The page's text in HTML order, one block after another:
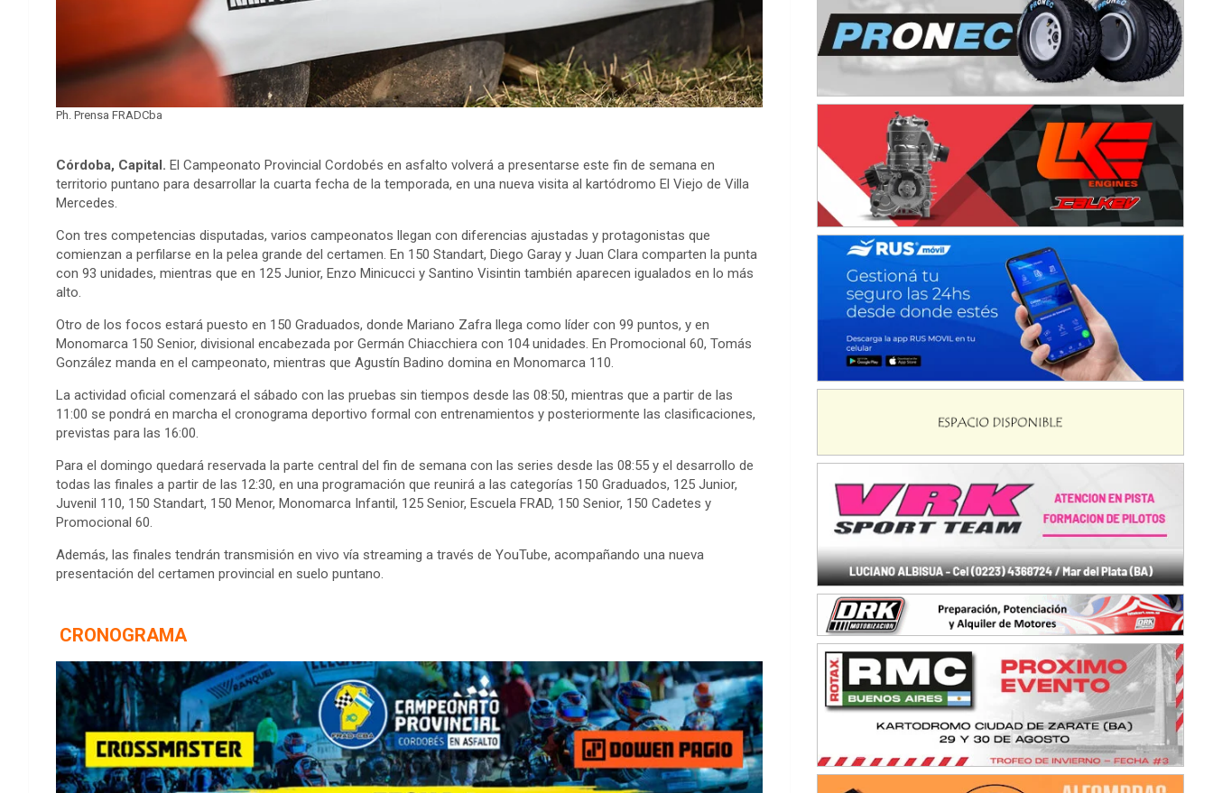
Ph. Prensa FRADCba
Córdoba, Capital. El Campeonato Provincial Cordobés en asfalto volverá a presentarse este fin de semana en
territorio puntano para desarrollar la cuarta fecha de la temporada, en una nueva visita al kartódromo El Viejo de Villa
Mercedes.
Con tres competencias disputadas, varios campeonatos llegan con diferencias ajustadas y protagonistas que
comienzan a perfilarse en la pelea grande del certamen. En 150 Standart, Diego Garay y Juan Clara comparten la punta
con 93 unidades, mientras que en 125 Junior, Enzo Minicucci y Santino Visintin también aparecen igualados en lo más
alto.
Otro de los focos estará puesto en 150 Graduados, donde Mariano Zafra llega como líder con 99 puntos, y en
Monomarca 150 Senior, divisional encabezada por Germán Chiacchiera con 104 unidades. En Promocional 60, Tomás
González manda en el campeonato, mientras que Agustín Badino domina en Monomarca 110.
La actividad oficial comenzará el sábado con las pruebas sin tiempos desde las 08:50, mientras que a partir de las
11:00 se pondrá en marcha el cronograma deportivo formal con entrenamientos y posteriormente las clasificaciones,
previstas para las 16:00.
Para el domingo quedará reservada la parte central del fin de semana con las series desde las 08:55 y el desarrollo de
todas las finales a partir de las 12:30, en una programación que reunirá a las categorías 150 Graduados, 125 Junior,
Juvenil 110, 150 Standart, 150 Menor, Monomarca Infantil, 125 Senior, Escuela FRAD, 150 Senior, 150 Cadetes y
Promocional 60.
Además, las finales tendrán transmisión en vivo vía streaming a través de YouTube, acompañando una nueva
presentación del certamen provincial en suelo puntano.
CRONOGRAMA
IAME SERIES ARGENTINA 6
Ramiro Tot (Asfalto)
Baradero (Buenos Aires)
Ciudad de Trenque Lauquen (Asfalto)
Trenque Lauquen (Buenos Aires)
ENTRERRIANO - F6 (POSTERGADA)
Parque de la Velocidad (Asfalto)
Villaguay (Entre Ríos)
VICTORIENSE - F7
El Cerro (Tierra)
Victoria (Entre Ríos)
PATAGONICO - F6
Moto Club Reginense (Tierra)
CSK - F7
Juventud Unida (Tierra)
Avellaneda (Santa Fe)
SUR SANTAFESINO - F4
José Samuel Sánchez (Tierra)
Rufino (Santa Fe)
TUCUMANO - F5
Juan Navarro (Asfalto)
El Timbó (Tucumán)